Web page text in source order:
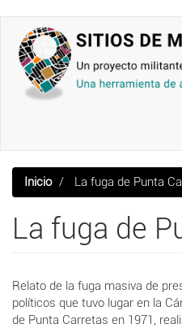
contenido
principal
Inicio La fuga de Punta
La fuga de
Relato de la fuga masiva de
políticos que tuvo lugar en la
de Punta Carretas en 1971,